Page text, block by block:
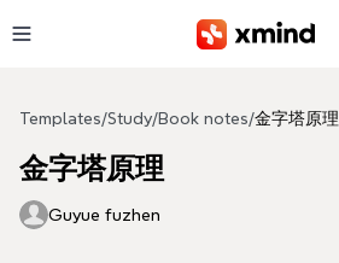
Templates/Study/Book notes/金字塔原理
金字塔原理
Guyue fuzhen